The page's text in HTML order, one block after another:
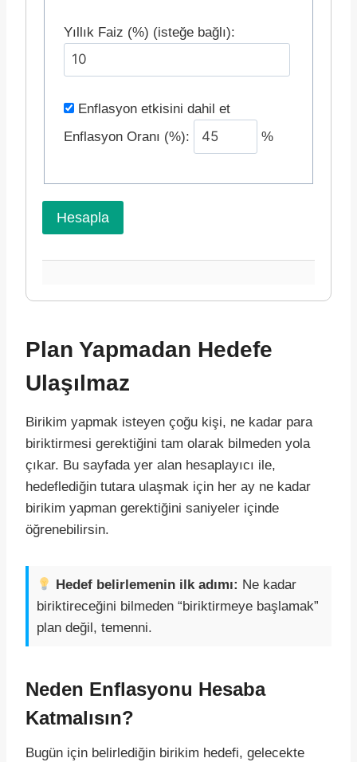
Yıllık Faiz (%) (isteğe bağlı):
Enflasyon etkisini dahil et
Enflasyon Oranı (%):
%
Hesapla
Plan Yapmadan Hedefe
Ulaşılmaz
Birikim yapmak isteyen çoğu kişi, ne kadar para
biriktirmesi gerektiğini tam olarak bilmeden yola
çıkar. Bu sayfada yer alan hesaplayıcı ile,
hedeflediğin tutara ulaşmak için her ay ne kadar
birikim yapman gerektiğini saniyeler içinde
öğrenebilirsin.
Hedef belirlemenin ilk adımı: Ne kadar
biriktireceğini bilmeden “biriktirmeye başlamak”
plan değil, temenni.
Neden Enflasyonu Hesaba
Katmalısın?
Bugün için belirlediğin birikim hedefi, gelecekte